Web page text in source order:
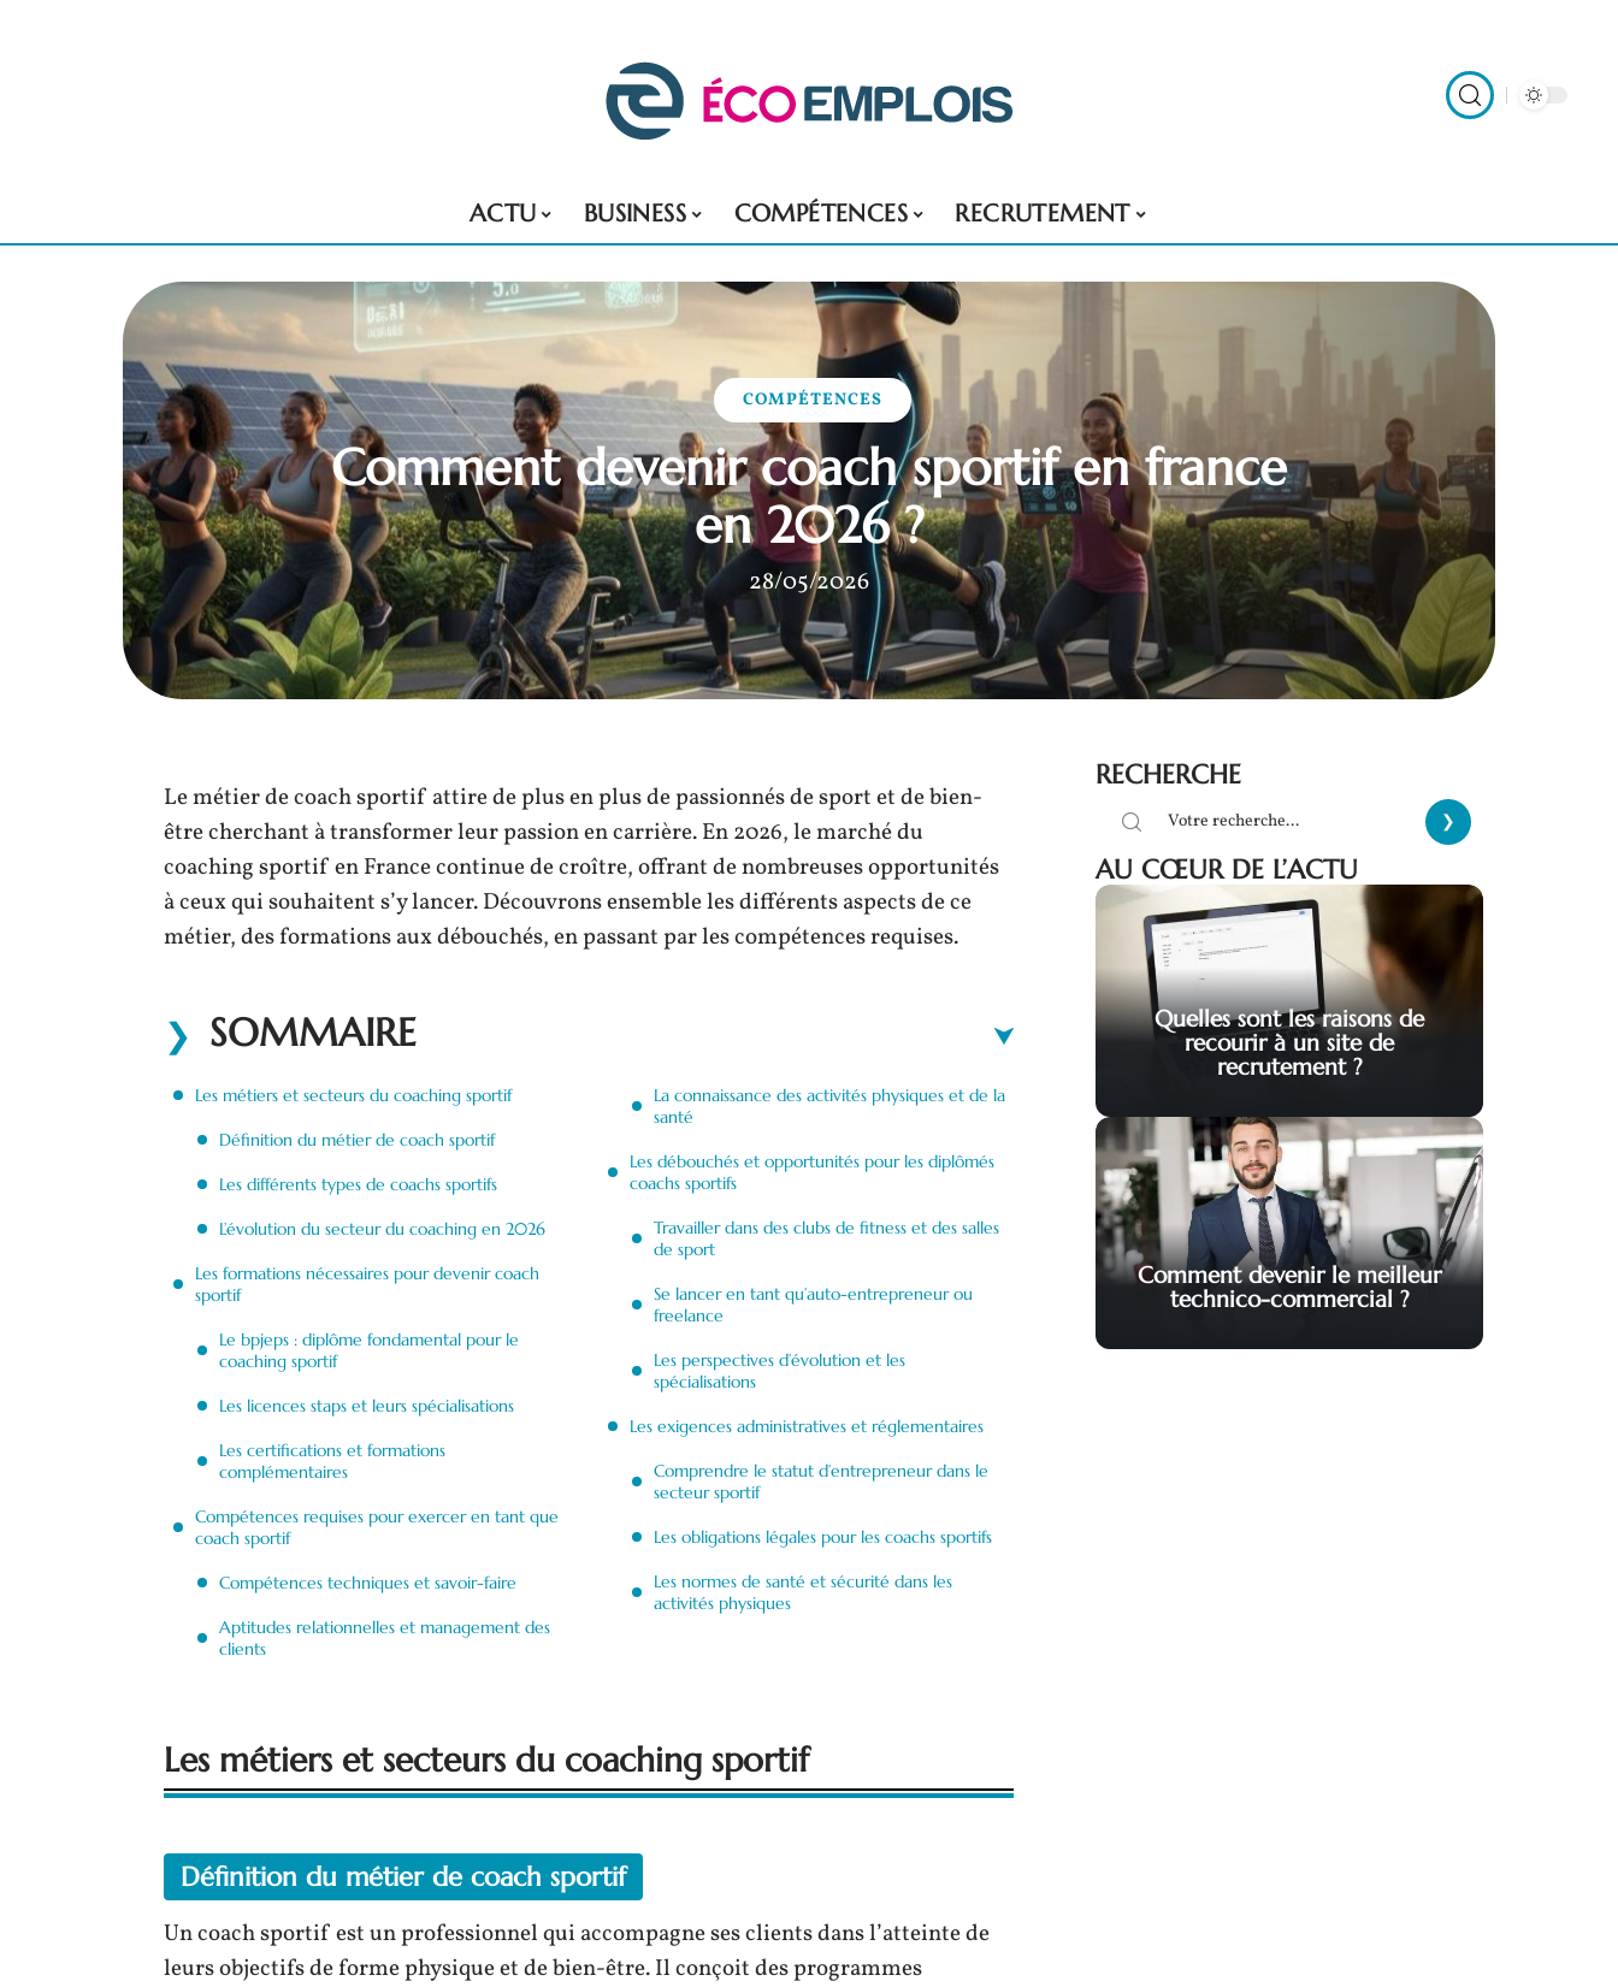
ACTU BUSINESS COMPÉTENCES RECRUTEMENT
COMPÉTENCES
Comment devenir coach sportif en france
en 2026 ?
28/05/2026
Le métier de coach sportif attire de plus en plus de passionnés de sport et de bien-
être cherchant à transformer leur passion en carrière. En 2026, le marché du
coaching sportif en France continue de croître, offrant de nombreuses opportunités
à ceux qui souhaitent s’y lancer. Découvrons ensemble les différents aspects de ce
métier, des formations aux débouchés, en passant par les compétences requises.
SOMMAIRE
Les métiers et secteurs du coaching sportif
Définition du métier de coach sportif
Les différents types de coachs sportifs
L’évolution du secteur du coaching en 2026
Les formations nécessaires pour devenir coach
sportif
Le bpjeps : diplôme fondamental pour le
coaching sportif
Les licences staps et leurs spécialisations
Les certifications et formations
complémentaires
Compétences requises pour exercer en tant que
coach sportif
Compétences techniques et savoir-faire
Aptitudes relationnelles et management des
clients
La connaissance des activités physiques et de la
santé
Les débouchés et opportunités pour les diplômés
coachs sportifs
Travailler dans des clubs de fitness et des salles
de sport
Se lancer en tant qu’auto-entrepreneur ou
freelance
Les perspectives d’évolution et les
spécialisations
Les exigences administratives et réglementaires
Comprendre le statut d’entrepreneur dans le
secteur sportif
Les obligations légales pour les coachs sportifs
Les normes de santé et sécurité dans les
activités physiques
Les métiers et secteurs du coaching sportif
Définition du métier de coach sportif
Un coach sportif est un professionnel qui accompagne ses clients dans l’atteinte de
leurs objectifs de forme physique et de bien-être. Il conçoit des programmes
RECHERCHE
AU CŒUR DE L’ACTU
Quelles sont les raisons de
recourir à un site de
recrutement ?
Comment devenir le meilleur
technico-commercial ?